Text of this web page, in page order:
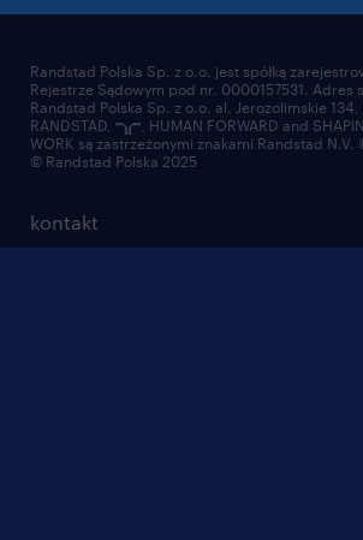
Randstad Polska Sp. z o.o. jest spółką
Rejestrze Sądowym pod nr. 0000157531. Adres
Randstad Polska Sp. z o.o. al. Jerozolimskie 134,
RANDSTAD,
, HUMAN FORWARD and
WORK są zastrzeżonymi znakami Randstad N.V.
© Randstad Polska 2025
kontakt